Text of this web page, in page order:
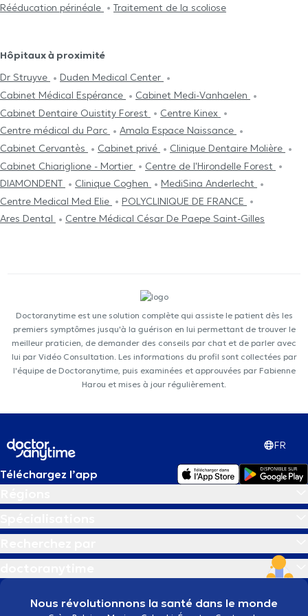
Rééducation périnéale
Traitement de la scoliose
Hôpitaux à proximité
Dr Struyve
Duden Medical Center
Cabinet Médical Espérance
Cabinet Medi-Vanhaelen
Cabinet Dentaire Ouistity Forest
Centre Kinex
Centre médical du Parc
Amala Espace Naissance
Cabinet Cervantès
Cabinet privé
Clinique Dentaire Molière
Cabinet Chiariglione - Mortier
Centre de l'Hirondelle Forest
DIAMONDENT
Clinique Coghen
MediSina Anderlecht
Centre Medical Med Elie
POLYCLINIQUE DE FRANCE
Ares Dental
Centre Médical César De Paepe Saint-Gilles
Doctoranytime est une solution complète qui assiste le patient dès les
premiers symptômes jusqu'à la guérison en lui permettant de trouver le
meilleur praticien, de demander des conseils par chat et de parler avec
lui par Vidéo Consultation. Les informations du profil sont collectées par
l'équipe de Doctoranytime, puis examinées et approuvées par Fabienne
Harou et mises à jour régulièrement.
FR
Téléchargez l’app
Nous révolutionnons la santé dans le monde